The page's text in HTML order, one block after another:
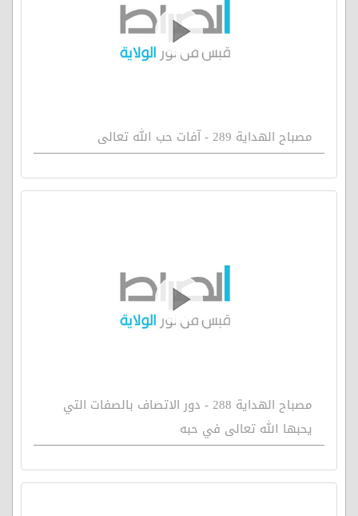
مصباح الهداية 289 - آفات حب الله تعالى
مصباح الهداية 288 - دور الاتصاف بالصفات التي
يحبها الله تعالى في حبه